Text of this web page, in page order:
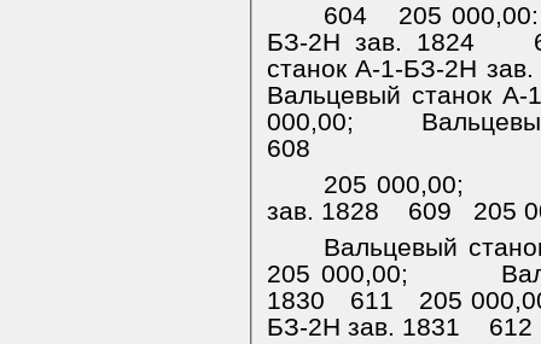
604
205
БЗ-2Н зав. 1824
станок А-1-БЗ-2Н зав.
Вальцевый станок
000,00;
608
205 000,00;
зав. 1828
609
205
Вальцевый
205 000,00;
1830
611
205
БЗ-2Н зав. 1831
612